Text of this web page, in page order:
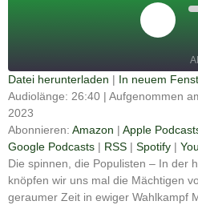
Play
Episode
Amazon
Apple
Google
Podcasts
RSS
iTunes
RSS FEED
TEILEN
LINK
EMBED
Datei herunterladen | In neuem
Audiolänge: 26:40 | Aufgenommen
2023
Abonnieren: Amazon | Apple
Google Podcasts | RSS | Spotify |
Die spinnen, die Populisten – In der
knöpfen wir uns mal die Mächtigen
geraumer Zeit in ewiger Wahlkampf